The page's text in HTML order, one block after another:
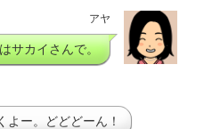
アヤ
サカイさんで。
よー。どどどーん！